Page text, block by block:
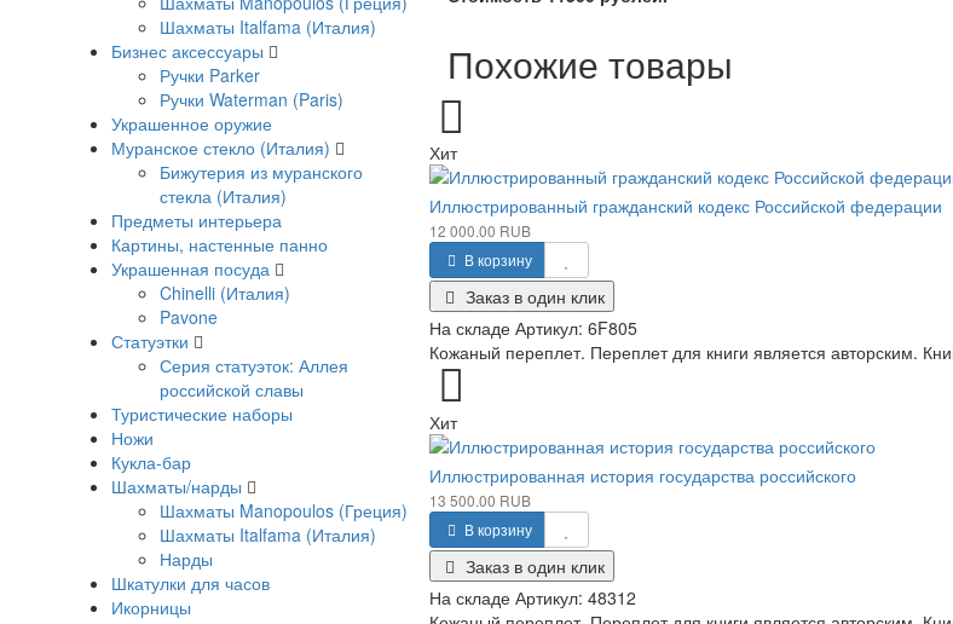
Шахматы Italfama (Италия)
Бизнес аксессуары
Ручки Parker
Ручки Waterman (Paris)
Украшенное оружие
Муранское стекло (Италия)
Бижутерия из муранского
стекла (Италия)
Предметы интерьера
Картины, настенные панно
Украшенная посуда
Chinelli (Италия)
Pavone
Статуэтки
Серия статуэток: Аллея
российской славы
Туристические наборы
Ножи
Кукла-бар
Шахматы/нарды
Шахматы Manopoulos (Греция)
Шахматы Italfama (Италия)
Нарды
Шкатулки для часов
Икорницы
Похожие товары
Хит
Иллюстрированный гражданский кодекс Российской федерации
12 000.00 RUB
В корзину
Заказ в один клик
На складе Артикул: 6F805
Кожаный переплет. Переплет для книги является авторским.
Хит
Иллюстрированная история государства российского
13 500.00 RUB
В корзину
Заказ в один клик
На складе Артикул: 48312